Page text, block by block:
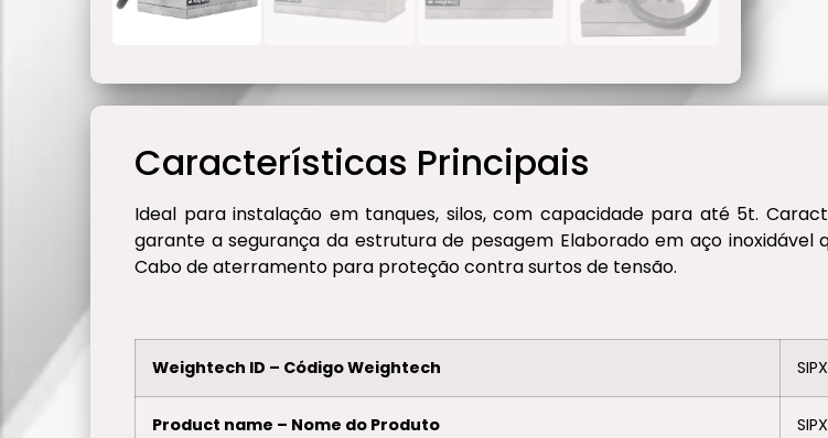
Características Principais
Ideal para instalação em tanques, silos, com capacidade para até 5t.
garante a segurança da estrutura de pesagem Elaborado em aço
Cabo de aterramento para proteção contra surtos de tensão.
Weightech ID – Código Weightech
Product name – Nome do Produto